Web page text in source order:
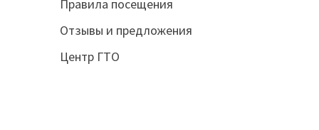
Правила посещения
Отзывы и предложения
Центр ГТО